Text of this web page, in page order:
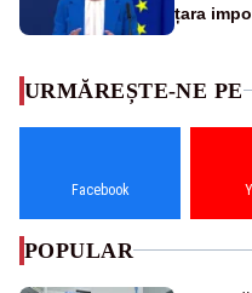
țara
URMĂREȘTE-NE PE
Facebook
POPULAR